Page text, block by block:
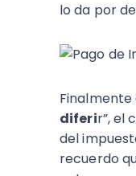
lo da por
Finalmente
diferir”, el
del
recuerdo